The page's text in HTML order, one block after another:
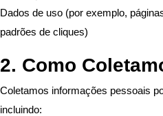
Dados de uso (por exemplo,
padrões de cliques)
2. Como
Coletamos informações pessoais
incluindo: